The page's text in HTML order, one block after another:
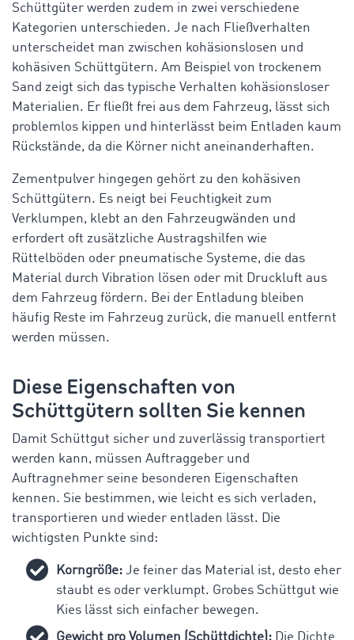
Schüttgüter werden zudem in zwei verschiedene
Kategorien unterschieden. Je nach Fließverhalten
unterscheidet man zwischen kohäsionslosen und
kohäsiven Schüttgütern. Am Beispiel von trockenem
Sand zeigt sich das typische Verhalten kohäsionsloser
Materialien. Er fließt frei aus dem Fahrzeug, lässt sich
problemlos kippen und hinterlässt beim Entladen kaum
Rückstände, da die Körner nicht aneinanderhaften.
Zementpulver hingegen gehört zu den kohäsiven
Schüttgütern. Es neigt bei Feuchtigkeit zum
Verklumpen, klebt an den Fahrzeugwänden und
erfordert oft zusätzliche Austragshilfen wie
Rüttelböden oder pneumatische Systeme, die das
Material durch Vibration lösen oder mit Druckluft aus
dem Fahrzeug fördern. Bei der Entladung bleiben
häufig Reste im Fahrzeug zurück, die manuell entfernt
werden müssen.
Diese Eigenschaften von
Schüttgütern sollten Sie kennen
Damit Schüttgut sicher und zuverlässig transportiert
werden kann, müssen Auftraggeber und
Auftragnehmer seine besonderen Eigenschaften
kennen. Sie bestimmen, wie leicht es sich verladen,
transportieren und wieder entladen lässt. Die
wichtigsten Punkte sind:
Korngröße: Je feiner das Material ist, desto eher
staubt es oder verklumpt. Grobes Schüttgut wie
Kies lässt sich einfacher bewegen.
Gewicht pro Volumen (Schüttdichte): Die Dichte